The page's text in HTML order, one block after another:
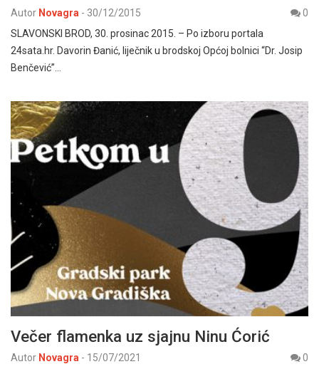
Autor Novagra - 30/12/2015
0
SLAVONSKI BROD, 30. prosinac 2015. – Po izboru portala
24sata.hr. Davorin Đanić, liječnik u brodskoj Općoj bolnici “Dr. Josip
Benčević”…
Večer flamenka uz sjajnu Ninu Ćorić
Autor Novagra - 15/07/2021
0